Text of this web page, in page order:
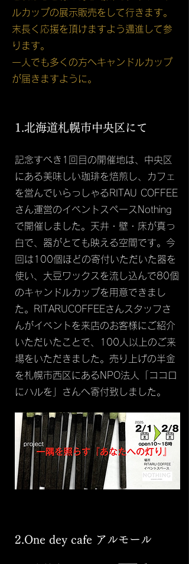
ルカップの展示販売をして行きます。
末長く応援を頂けますよう邁進して参
ります。
一人でも多くの方へキャンドルカップ
が届きますように。
​1.北海道札幌市中央区にて
​記念すべき1回目の開催地は、中央区
にある美味しい珈琲を焙煎し、カフェ
を営んでいらっしゃるRITAU COFFEE
さん運営のイベントスペースNothing
で開催しました。天井・壁・床が真っ
白で、器がとても映える空間です。今
回は100個ほどの寄付いただいた器を
使い、大豆ワックスを流し込んで80個
のキャンドルカップを用意できまし
た。RITARUCOFFEEさんスタッフさ
んがイベントを来店のお客様にご紹介
いただいたことで、100人以上のご来
場をいただきました。売り上げの半金
を札幌市西区にあるNPO法人「ココロ
にハルを」さんへ寄付致しました。
2.One dey cafe アルモール